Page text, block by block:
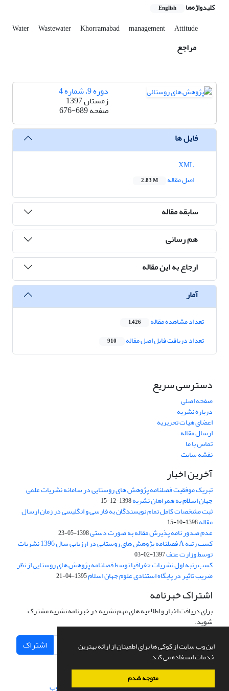
این وب سایت از کوکی ها برای اطمینان از ارائه بهترین
خدمات استفاده می کند.
متوجه شدم
کلیدواژه‌ها English
Water Wastewater Khorramabad management Attitude
مراجع
دوره 9، شماره 4
زمستان 1397
صفحه676-689
فایل ها
اصل مقاله
2.83 M
سابقه مقاله
هم رسانی
ارجاع به این مقاله
آمار
تعداد مشاهده مقاله 1,426
تعداد دریافت فایل اصل مقاله 910
دسترسی سریع
صفحه اصلی
درباره نشریه
اعضای هیات تحریریه
ارسال مقاله
تماس با ما
نقشه سایت
آخرین اخبار
تبریک موفقیت فصلنامه پژوهش های روستایی در سامانه نشریات علمی
جهان اسلام به همراهان نشریه1398-12-15
ثبت مشخصات کامل تمام نویسندگان به فارسی و انگلیسی در زمان ارسال
مقاله1398-10-15
عدم صدور نامه پذیرش مقاله به صورت دستی1398-05-23
کسب رتبه A فصلنامه پژوهش های روستایی در ارزیابی سال 1396 نشریات
توسط وزارت عتف1397-02-03
کسب رتبه اول نشریات جغرافیا توسط فصلنامه پژوهش های روستایی از نظر
ضریب تاثیر در پایگاه استنادی علوم جهان اسلام1395-04-21
اشتراک خبرنامه
برای دریافت اخبار و اطلاعیه های مهم نشریه در خبرنامه نشریه مشترک
شوید.
اشتراک
سامانه مدیریت نشریات علمی.طراحی و پیاده سازی از سیناوب